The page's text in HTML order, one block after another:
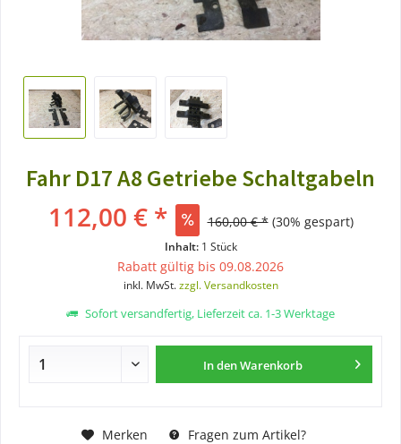
Fahr D17 A8 Getriebe Schaltgabeln
112,00 € * 160,00 € * (30% gespart)
Inhalt: 1 Stück
Rabatt gültig bis 09.08.2026
inkl. MwSt.zzgl. Versandkosten
Sofort versandfertig, Lieferzeit ca. 1-3 Werktage
In denWarenkorb
Merken Fragen zum Artikel?